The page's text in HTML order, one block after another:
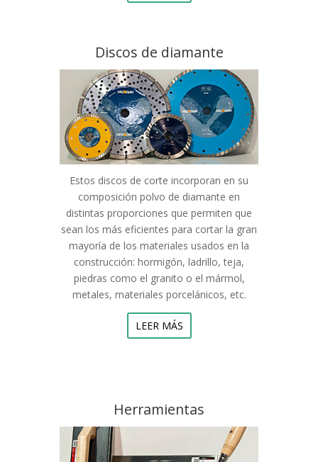
Discos de diamante
Estos discos de corte incorporan en su
composición polvo de diamante en
distintas proporciones que permiten que
sean los más eficientes para cortar la gran
mayoría de los materiales usados en la
construcción: hormigón, ladrillo, teja,
piedras como el granito o el mármol,
metales, materiales porcelánicos, etc.
LEER MÁS
Herramientas